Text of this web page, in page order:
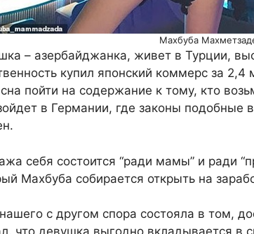
Махбуба
– азербайджанка, живет в Турции,
купил японский коммерс за
пойти на содержание к тому, кто
в Германии, где законы подобные
себя состоится “ради мамы” и ради
Махбуба собирается открыть на
с другом спора состояла в том,